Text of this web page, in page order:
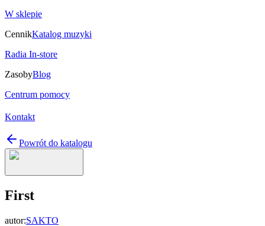
W sklepie
CennikKatalog muzyki
Radia In-store
ZasobyBlog
Centrum pomocy
Kontakt
Powrót do katalogu
First
autor:SAKTO